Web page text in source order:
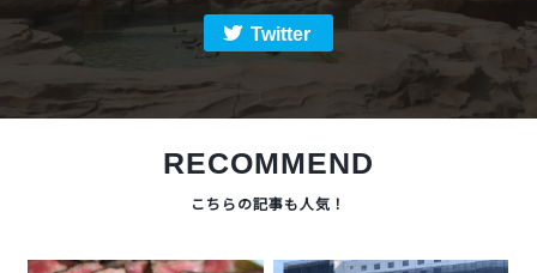
Twitter
RECOMMEND